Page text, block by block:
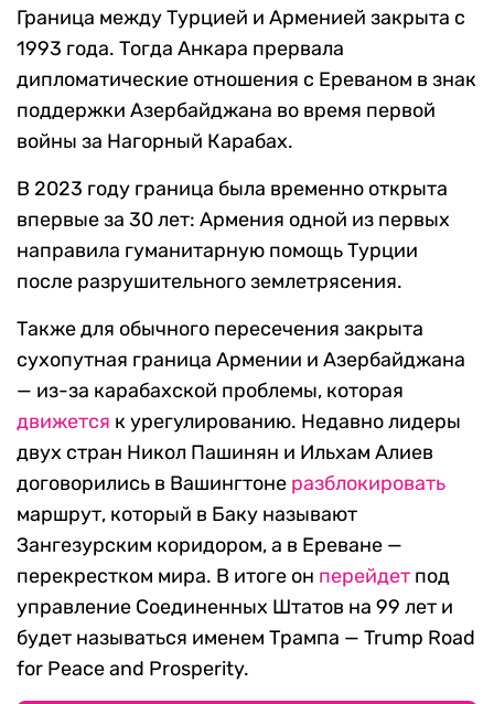
Граница между Турцией и Арменией закрыта с
1993 года. Тогда Анкара прервала
дипломатические отношения с Ереваном в знак
поддержки Азербайджана во время первой
войны за Нагорный Карабах.
В 2023 году граница была временно открыта
впервые за 30 лет: Армения одной из первых
направила гуманитарную помощь Турции
после разрушительного землетрясения.
Также для обычного пересечения закрыта
сухопутная граница Армении и Азербайджана
— из-за карабахской проблемы, которая
движется к урегулированию. Недавно лидеры
двух стран Никол Пашинян и Ильхам Алиев
договорились в Вашингтоне разблокировать
маршрут, который в Баку называют
Зангезурским коридором, а в Ереване —
перекрестком мира. В итоге он перейдет под
управление Соединенных Штатов на 99 лет и
будет называться именем Трампа — Trump Road
for Peace and Prosperity.